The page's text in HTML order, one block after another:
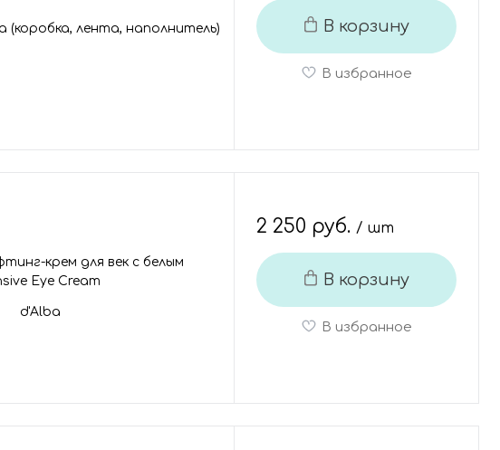
(коробка, лента, наполнитель) В корзину
В избранное
крем для век с белым
Eye Cream
d'Alba
2 250 руб. / шт
В корзину
В избранное